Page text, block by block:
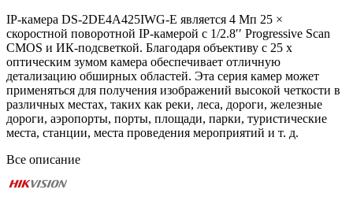
IP-камера DS-2DE4A425IWG-E является 4 Мп 25 ×
скоростной поворотной IP-камерой с 1/2.8′′ Progressive Scan
CMOS и ИК-подсветкой. Благодаря объективу с 25 х
оптическим зумом камера обеспечивает отличную
детализацию обширных областей. Эта серия камер может
применяться для получения изображений высокой четкости в
различных местах, таких как реки, леса, дороги, железные
дороги, аэропорты, порты, площади, парки, туристические
места, станции, места проведения мероприятий и т. д.
Все описание